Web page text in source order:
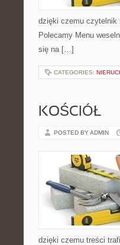
dzięki czemu czytelnik
Polecamy Menu
się na […]
CATEGORIES:
KOŚCIÓŁ
POSTED BY ADMIN
dzięki czemu treści